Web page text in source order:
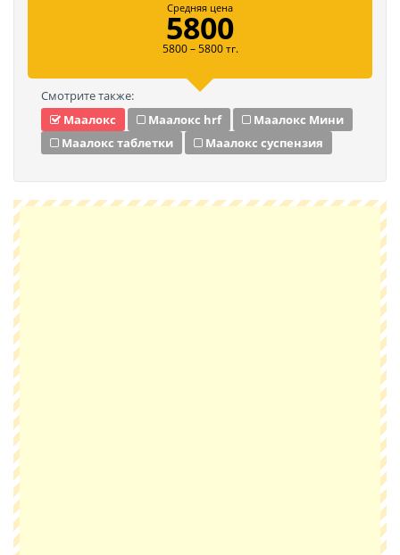
Средняя цена
5800
5800 – 5800 тг.
Смотрите также:
Маалокс
Маалокс hrf
Маалокс Мини
Маалокс таблетки
Маалокс суспензия